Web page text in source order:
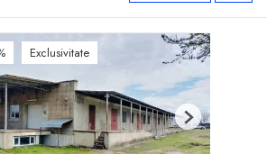
Exclusivitate
Next